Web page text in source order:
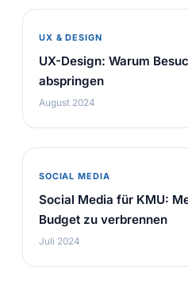
UX & DESIGN
UX-Design: Warum
abspringen
August 2024
SOCIAL MEDIA
Social Media für KMU:
Budget zu verbrennen
Juli 2024